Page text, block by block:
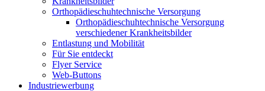
Orthopädieschuhtechnische Versorgung
Orthopädieschuhtechnische Versorgung
verschiedener Krankheitsbilder
Entlastung und Mobilität
Für Sie entdeckt
Flyer Service
Web-Buttons
Industriewerbung